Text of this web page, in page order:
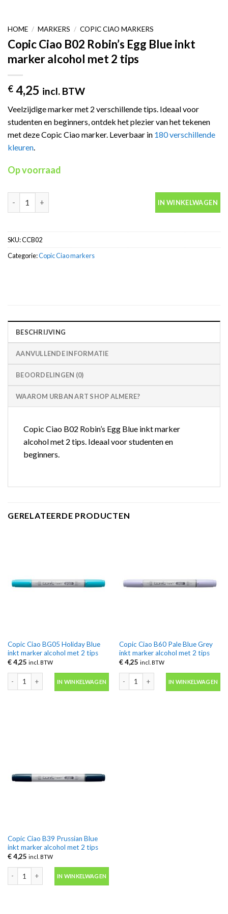
HOME / MARKERS / COPIC CIAO MARKERS
Copic Ciao B02 Robin’s Egg Blue inkt
marker alcohol met 2 tips
€ 4,25 incl. BTW
Veelzijdige marker met 2 verschillende tips. Ideaal voor
studenten en beginners, ontdek het plezier van het tekenen
met deze Copic Ciao marker. Leverbaar in 180 verschillende
kleuren
Op voorraad
IN WINKELWAGEN
SKU:CCB02
Categorie:Copic Ciao markers
BESCHRIJVING
AANVULLENDE INFORMATIE
BEOORDELINGEN (0)
WAAROM URBAN ART SHOP ALMERE?
Copic Ciao B02 Robin’s Egg Blue inkt marker
alcohol met 2 tips. Ideaal voor studenten en
beginners.
GERELATEERDE PRODUCTEN
Copic Ciao BG05 Holiday Blue
inkt marker alcohol met 2 tips
€4,25 incl. BTW
Copic Ciao BG05 Holiday Blue inkt marker alcohol met 2 tips aantal
IN WINKELWAGEN
Copic Ciao B60 Pale Blue Grey
inkt marker alcohol met 2 tips
€4,25 incl. BTW
Copic Ciao B60 Pale Blue Grey inkt
IN WINKELWAGEN
Copic Ciao B39 Prussian Blue
inkt marker alcohol met 2 tips
€4,25 incl. BTW
IN WINKELWAGEN